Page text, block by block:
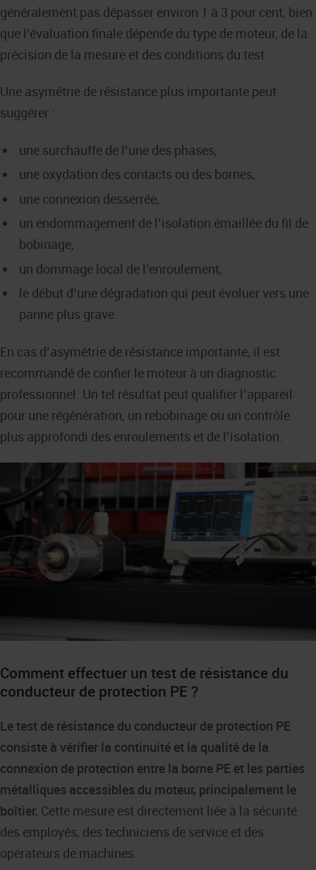
généralement pas dépasser environ 1 à 3 pour cent, bien
que l’évaluation finale dépende du type de moteur, de la
précision de la mesure et des conditions du test.
Une asymétrie de résistance plus importante peut
suggérer :
une surchauffe de l’une des phases,
une oxydation des contacts ou des bornes,
une connexion desserrée,
un endommagement de l’isolation émaillée du fil de
bobinage,
un dommage local de l’enroulement,
le début d’une dégradation qui peut évoluer vers une
panne plus grave.
En cas d’asymétrie de résistance importante, il est
recommandé de confier le moteur à un diagnostic
professionnel. Un tel résultat peut qualifier l’appareil
pour une régénération, un rebobinage ou un contrôle
plus approfondi des enroulements et de l’isolation.
Comment effectuer un test de résistance du
conducteur de protection PE ?
Le test de résistance du conducteur de protection PE
consiste à vérifier la continuité et la qualité de la
connexion de protection entre la borne PE et les parties
métalliques accessibles du moteur, principalement le
boîtier. Cette mesure est directement liée à la sécurité
des employés, des techniciens de service et des
opérateurs de machines.